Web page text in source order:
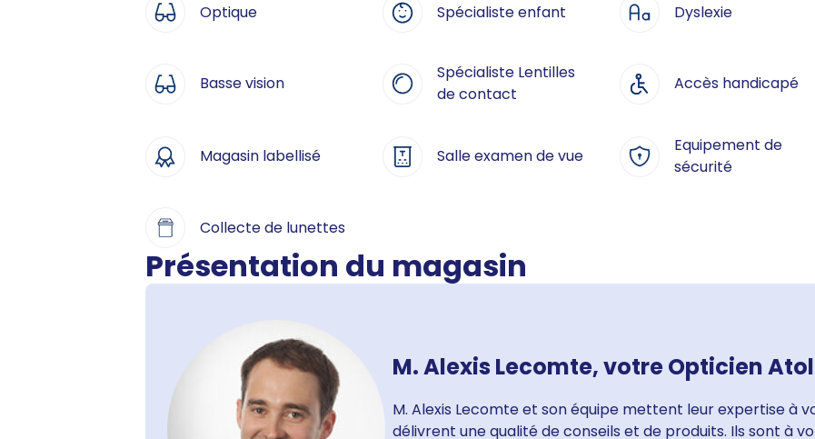
Optique Spécialiste enfant Dyslexie
Basse vision
Spécialiste Lentilles
de contact
Accès handicapé
Magasin labellisé Salle examen de vue
Equipement de
sécurité
Collecte de lunettes
Présentation du magasin
M. Alexis Lecomte, votre Opticien
M. Alexis Lecomte et son équipe mettent leur expertise à
délivrent une qualité de conseils et de produits. Ils sont à